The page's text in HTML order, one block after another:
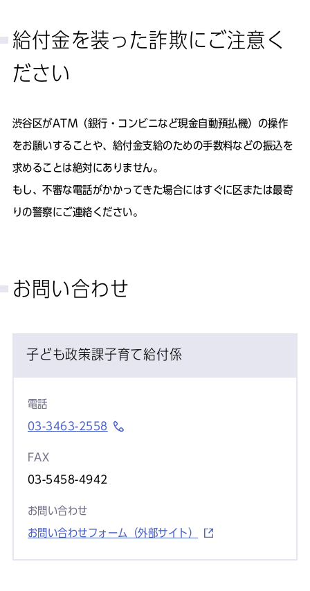
給付金を装った詐欺にご注意く
ださい
渋谷区がATM（銀行・コンビニなど現金自動預払機）の操作
をお願いすることや、給付金支給のための手数料などの振込を
求めることは絶対にありません。
もし、不審な電話がかかってきた場合にはすぐに区または最寄
りの警察にご連絡ください。
お問い合わせ
子ども政策課子育て給付係
電話
03-3463-2558
FAX
03-5458-4942
お問い合わせ
お問い合わせフォーム（外部サイト）